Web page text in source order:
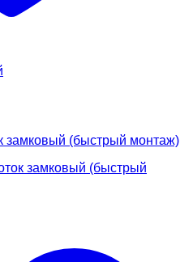
замковый (быстрый монтаж)